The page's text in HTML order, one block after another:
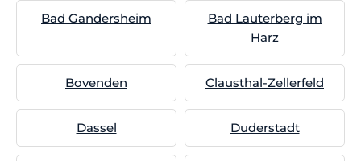
Bad Gandersheim
Bad Lauterberg im
Harz
Bovenden Clausthal-Zellerfeld
Dassel Duderstadt